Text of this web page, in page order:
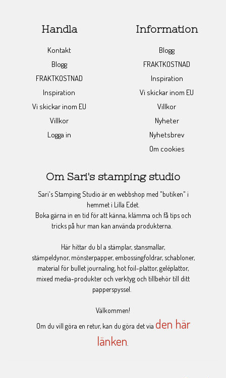
Handla
Kontakt
Blogg
FRAKTKOSTNAD
Inspiration
Vi skickar inom EU
Villkor
Logga in
Information
Blogg
FRAKTKOSTNAD
Inspiration
Vi skickar inom EU
Villkor
Nyheter
Nyhetsbrev
Om cookies
Om Sari's stamping studio
Sari's Stamping Studio är en webbshop med "butiken" i
hemmet i Lilla Edet.
Boka gärna in en tid för att känna, klämma och få tips och
tricks på hur man kan använda produkterna.
Här hittar du bl a stämplar, stansmallar,
stämpeldynor, mönsterpapper, embossingfoldrar, schabloner,
material för bullet journaling, hot foil-plattor, geléplattor,
mixed media-produkter och verktyg och tillbehör till ditt
papperspyssel.
Välkommen!
Om du vill göra en retur, kan du göra det via den här
länken.